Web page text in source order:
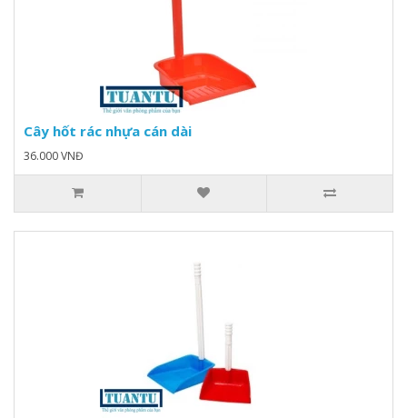
Cây hốt rác nhựa cán dài
36.000 VNĐ